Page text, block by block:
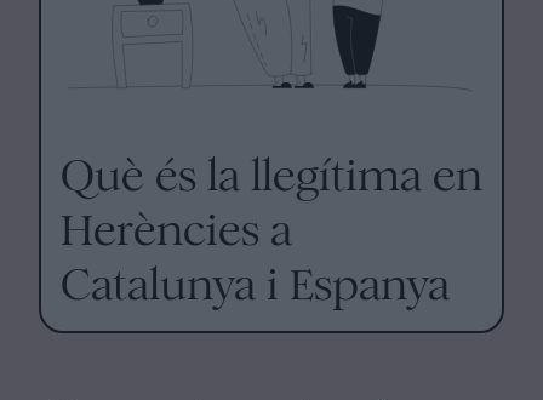
Què és la llegítima en
Herències a
Catalunya i Espanya